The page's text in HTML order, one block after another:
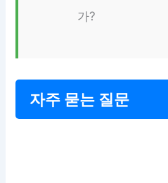
가?
자주 묻는 질문